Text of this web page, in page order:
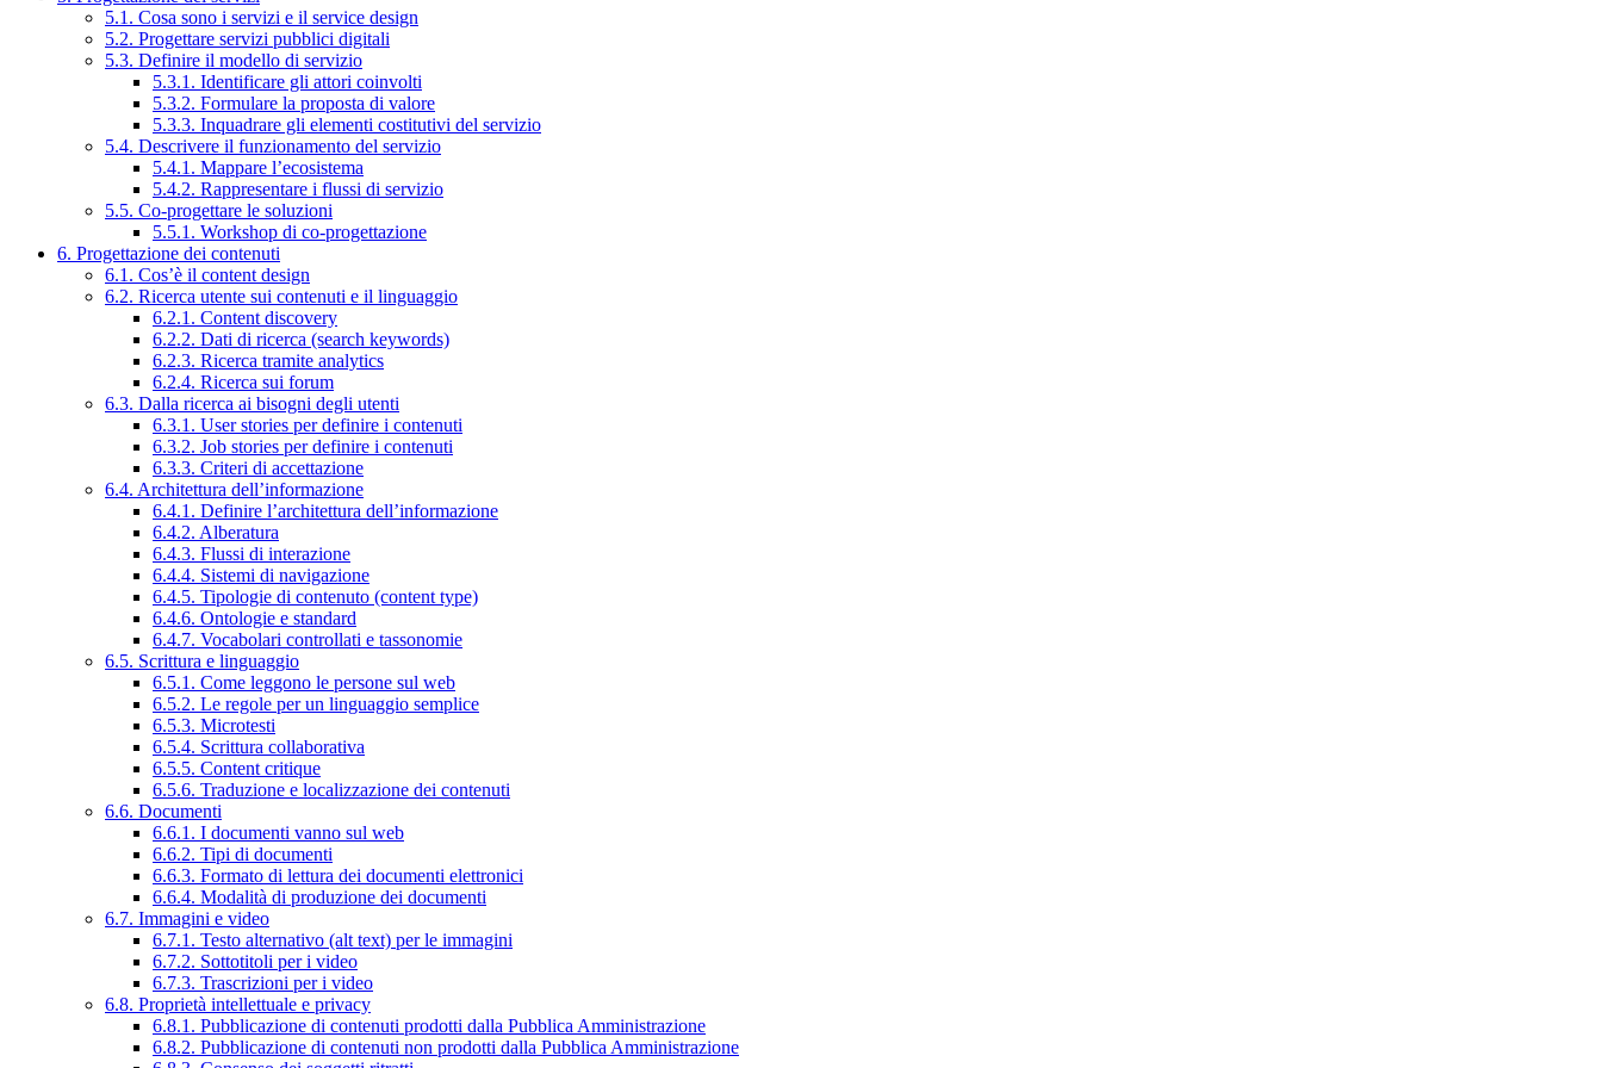
5.1. Cosa sono i servizi e il service design
5.2. Progettare servizi pubblici digitali
5.3. Definire il modello di servizio
5.3.1. Identificare gli attori coinvolti
5.3.2. Formulare la proposta di valore
5.3.3. Inquadrare gli elementi costitutivi del servizio
5.4. Descrivere il funzionamento del servizio
5.4.1. Mappare l’ecosistema
5.4.2. Rappresentare i flussi di servizio
5.5. Co-progettare le soluzioni
5.5.1. Workshop di co-progettazione
6. Progettazione dei contenuti
6.1. Cos’è il content design
6.2. Ricerca utente sui contenuti e il linguaggio
6.2.1. Content discovery
6.2.2. Dati di ricerca (search keywords)
6.2.3. Ricerca tramite analytics
6.2.4. Ricerca sui forum
6.3. Dalla ricerca ai bisogni degli utenti
6.3.1. User stories per definire i contenuti
6.3.2. Job stories per definire i contenuti
6.3.3. Criteri di accettazione
6.4. Architettura dell’informazione
6.4.1. Definire l’architettura dell’informazione
6.4.2. Alberatura
6.4.3. Flussi di interazione
6.4.4. Sistemi di navigazione
6.4.5. Tipologie di contenuto (content type)
6.4.6. Ontologie e standard
6.4.7. Vocabolari controllati e tassonomie
6.5. Scrittura e linguaggio
6.5.1. Come leggono le persone sul web
6.5.2. Le regole per un linguaggio semplice
6.5.3. Microtesti
6.5.4. Scrittura collaborativa
6.5.5. Content critique
6.5.6. Traduzione e localizzazione dei contenuti
6.6. Documenti
6.6.1. I documenti vanno sul web
6.6.2. Tipi di documenti
6.6.3. Formato di lettura dei documenti elettronici
6.6.4. Modalità di produzione dei documenti
6.7. Immagini e video
6.7.1. Testo alternativo (alt text) per le immagini
6.7.2. Sottotitoli per i video
6.7.3. Trascrizioni per i video
6.8. Proprietà intellettuale e privacy
6.8.1. Pubblicazione di contenuti prodotti dalla Pubblica Amministrazione
6.8.2. Pubblicazione di contenuti non prodotti dalla Pubblica Amministrazione